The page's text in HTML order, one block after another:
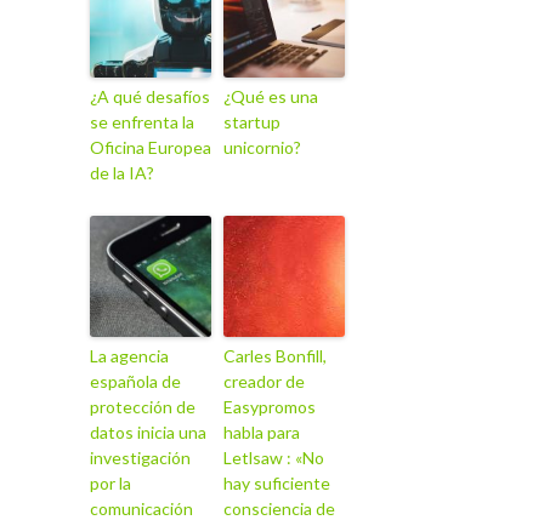
¿A qué desafíos
se enfrenta la
Oficina Europea
de la IA?
¿Qué es una
startup
unicornio?
La agencia
española de
protección de
datos inicia una
investigación
por la
comunicación
Carles Bonfill,
creador de
Easypromos
habla para
Letlsaw : «No
hay suficiente
consciencia de